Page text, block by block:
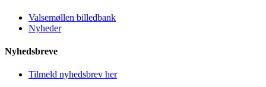
Valsemøllen billedbank
Nyheder
Nyhedsbreve
Tilmeld nyhedsbrev her